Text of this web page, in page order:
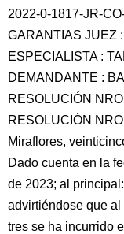
2022-0-1817-JR-
GARANTIAS JUEZ
ESPECIALISTA :
DEMANDANTE :
RESOLUCIÓN
RESOLUCIÓN
Miraflores,
Dado cuenta en la
de 2023; al
advirtiéndose que
tres se ha incurrido